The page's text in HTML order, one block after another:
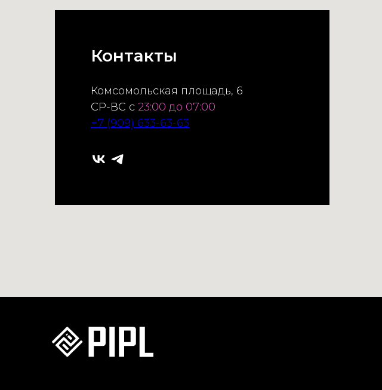
Контакты
Комсомольская площадь, 6
СР-ВС с 23:00 до 07:00
+7 (909) 633-63-63